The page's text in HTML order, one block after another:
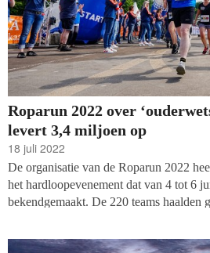
Roparun 2022 over
levert 3,4 miljoen op
18 juli 2022
De organisatie van de Roparun 2022
het hardloopevenement dat van 4 tot 6
bekendgemaakt. De 220 teams haalden
zijn met de opbrengst.